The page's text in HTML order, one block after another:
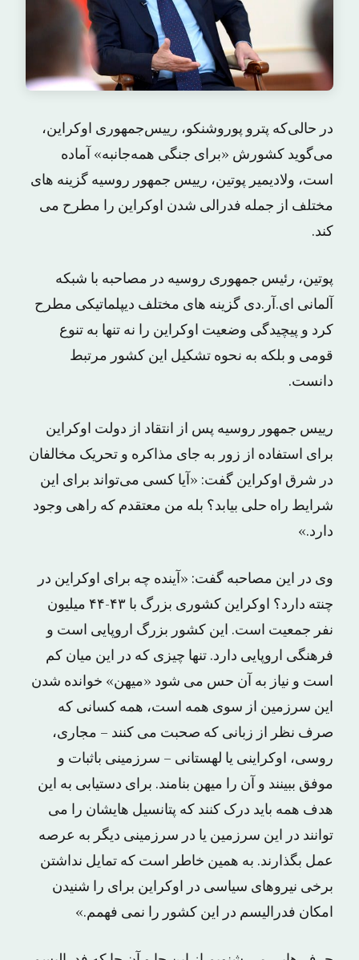
در حالی‌که پترو پوروشنکو، رییس‌جمهوری اوکراین،
می‌گوید کشورش «برای جنگی همه‌جانبه» آماده
است، ولادیمیر پوتین، رییس جمهور روسیه گزینه های
مختلف از جمله فدرالی شدن اوکراین را مطرح می
کند.
پوتین، رئیس جمهوری روسیه در مصاحبه با شبکه
آلمانی ای.آر.دی گزینه های مختلف دیپلماتیکی مطرح
کرد و پیچیدگی وضعیت اوکراین را نه تنها به تنوع
قومی و بلکه به نحوه تشکیل این کشور مرتبط
دانست.
رییس جمهور روسیه پس از انتقاد از دولت اوکراین
برای استفاده از زور به جای مذاکره و تحریک مخالفان
در شرق اوکراین گفت: «آیا کسی می‌تواند برای این
شرایط راه حلی بیابد؟ بله من معتقدم که راهی وجود
دارد.»
وی در این مصاحبه گفت: «آینده چه برای اوکراین در
چنته دارد؟ اوکراین کشوری بزرگ با ۴۳-۴۴ میلیون
نفر جمعیت است. این کشور بزرگ اروپایی است و
فرهنگی اروپایی دارد. تنها چیزی که در این میان کم
است و نیاز به آن حس می شود «میهن» خوانده شدن
این سرزمین از سوی همه است، همه کسانی که
صرف نظر از زبانی که صحبت می کنند – مجاری،
روسی، اوکراینی یا لهستانی – سرزمینی باثبات و
موفق ببینند و آن را میهن بنامند. برای دستیابی به این
هدف همه باید درک کنند که پتانسیل هایشان را می
توانند در این سرزمین یا در سرزمینی دیگر به عرصه
عمل بگذارند. به همین خاطر است که تمایل نداشتن
برخی نیروهای سیاسی در اوکراین برای را شنیدن
امکان فدرالیسم در این کشور را نمی فهمم.»